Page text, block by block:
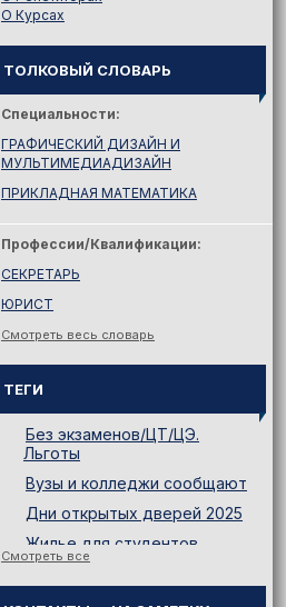
О Курсах
ТОЛКОВЫЙ СЛОВАРЬ
Специальности:
ГРАФИЧЕСКИЙ ДИЗАЙН И
МУЛЬТИМЕДИАДИЗАЙН
ПРИКЛАДНАЯ МАТЕМАТИКА
Профессии/Квалификации:
СЕКРЕТАРЬ
ЮРИСТ
Смотреть весь словарь
ТЕГИ
Без экзаменов/ЦТ/ЦЭ.
Льготы
Вузы и колледжи сообщают
Дни открытых дверей 2025
Жилье для студентов
Иностранному абитуриенту
Смотреть все